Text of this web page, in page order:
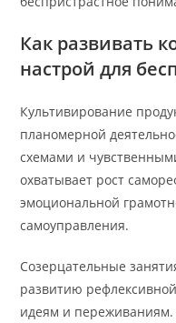
Как развивать
настрой для
Культивирование
планомерной
схемами и
охватывает рост
эмоциональной
самоуправления.
Созерцательные
развитию
идеям и